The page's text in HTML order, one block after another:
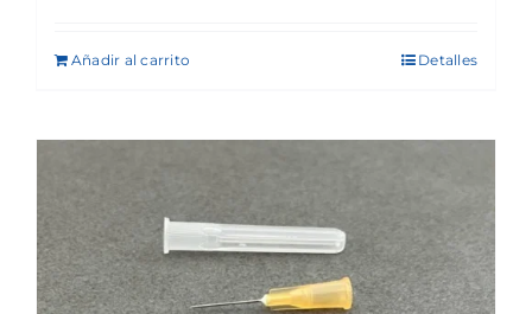
Añadir al carrito Detalles